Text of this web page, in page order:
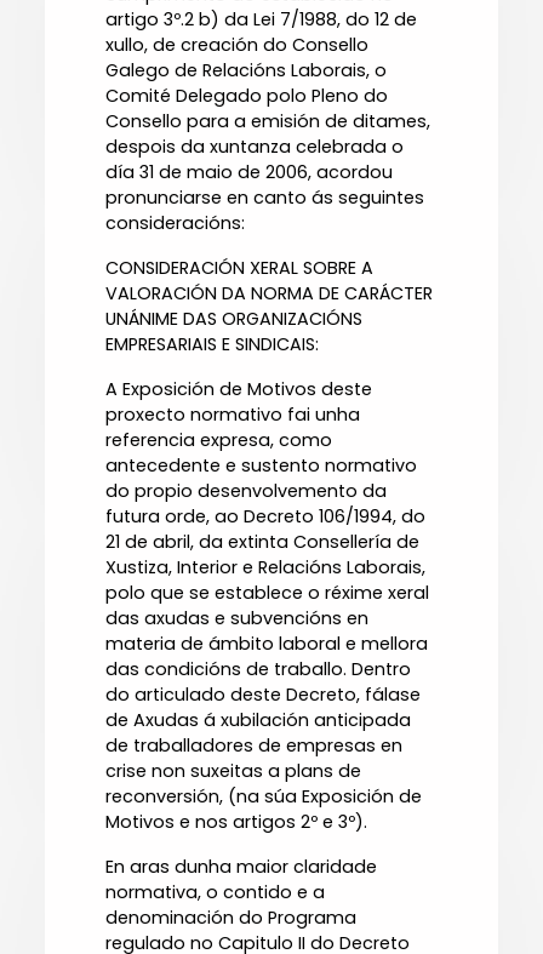
artigo 3º.2 b) da Lei 7/1988, do 12 de
xullo, de creación do Consello
Galego de Relacións Laborais, o
Comité Delegado polo Pleno do
Consello para a emisión de ditames,
despois da xuntanza celebrada o
día 31 de maio de 2006, acordou
pronunciarse en canto ás seguintes
consideracións:
CONSIDERACIÓN XERAL SOBRE A
VALORACIÓN DA NORMA DE CARÁCTER
UNÁNIME DAS ORGANIZACIÓNS
EMPRESARIAIS E SINDICAIS:
A Exposición de Motivos deste
proxecto normativo fai unha
referencia expresa, como
antecedente e sustento normativo
do propio desenvolvemento da
futura orde, ao Decreto 106/1994, do
21 de abril, da extinta Consellería de
Xustiza, Interior e Relacións Laborais,
polo que se establece o réxime xeral
das axudas e subvencións en
materia de ámbito laboral e mellora
das condicións de traballo. Dentro
do articulado deste Decreto, fálase
de Axudas á xubilación anticipada
de traballadores de empresas en
crise non suxeitas a plans de
reconversión, (na súa Exposición de
Motivos e nos artigos 2º e 3º).
En aras dunha maior claridade
normativa, o contido e a
denominación do Programa
regulado no Capitulo II do Decreto